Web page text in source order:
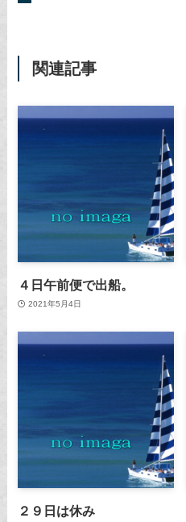
関連記事
４日午前便で出船。
2021年5月4日
２９日は休み